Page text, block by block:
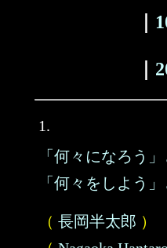
1.
「何々になろう
「何々をしよう
（ 長岡半太郎 ）